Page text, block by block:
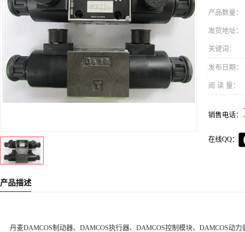
产品数量：
发货地址：
关键词：
发布日期：
阅 读 量：
销售电话：
在线QQ：
产品描述
丹麦DAMCOS制动器、DAMCOS执行器、DAMCOS控制模块、DAMCOS动